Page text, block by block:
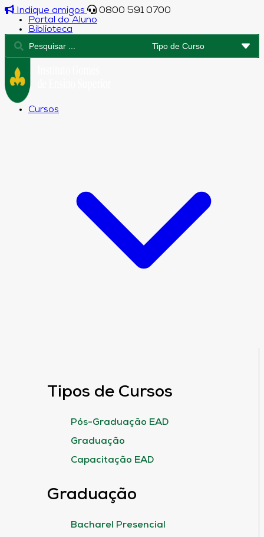
Indique amigos
0800 591 0700
Portal do Aluno
Biblioteca
Cursos
Tipos de Cursos
Pós-Graduação EAD
Graduação
Capacitação EAD
Graduação
Bacharel Presencial